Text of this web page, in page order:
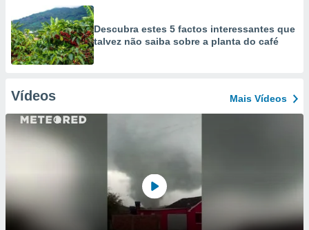
Descubra estes 5 factos interessantes que
talvez não saiba sobre a planta do café
Vídeos Mais Vídeos